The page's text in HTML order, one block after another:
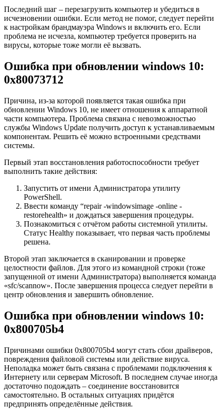
Последний шаг – перезагрузить компьютер и убедиться в
исчезновении ошибки. Если метод не помог, следует перейти
к настройкам брандмауэра Windows и включить его. Если
проблема не исчезла, компьютер требуется проверить на
вирусы, которые тоже могли её вызвать.
Ошибка при обновлении windows 10:
0x80073712
Причина, из-за которой появляется такая ошибка при
обновлении Windows 10, не имеет отношения к аппаратной
части компьютера. Проблема связана с невозможностью
службы Windows Update получить доступ к устанавливаемым
компонентам. Решить её можно встроенными средствами
системы.
Первый этап восстановления работоспособности требует
выполнить такие действия:
Запустить от имени Администратора утилиту
PowerShell.
Ввести команду “repair -windowsimage -online -
restorehealth» и дождаться завершения процедуры.
Познакомиться с отчётом работы системной утилиты.
Статус Healthy показывает, что первая часть проблемы
решена.
Второй этап заключается в сканировании и проверке
целостности файлов. Для этого из командной строки (тоже
запущенной от имени Администратора) выполняется команда
«sfc/scannow». После завершения процесса следует перейти в
центр обновления и завершить обновление.
Ошибка при обновлении windows 10:
0x800705b4
Причинами ошибки 0x800705b4 могут стать сбои драйверов,
повреждения файловой системы или действие вируса.
Неполадка может быть связана с проблемами подключения к
Интернету или серверам Microsoft. В последнем случае иногда
достаточно подождать – соединение восстановится
самостоятельно. В остальных ситуациях придётся
предпринять определённые действия.